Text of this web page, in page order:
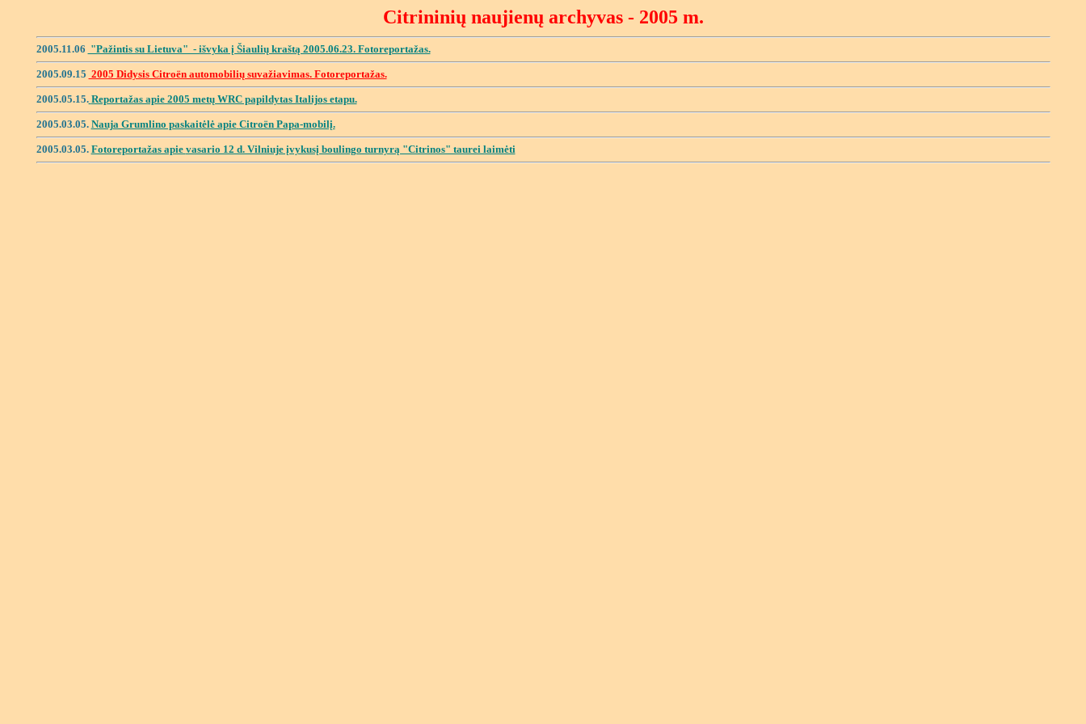
Citrininių naujienų archyvas - 2005 m.
2005.11.06 "Pažintis su Lietuva" - išvyka į Šiaulių kraštą 2005.06.23. Fotoreportažas.
2005.09.15 2005 Didysis Citroën automobilių suvažiavimas. Fotoreportažas.
2005.05.15. Reportažas apie 2005 metų WRC papildytas Italijos etapu.
2005.03.05. Nauja Grumlino paskaitėlė apie Citroën Papa-mobilį.
2005.03.05. Fotoreportažas apie vasario 12 d. Vilniuje įvykusį boulingo turnyrą "Citrinos" taurei laimėti